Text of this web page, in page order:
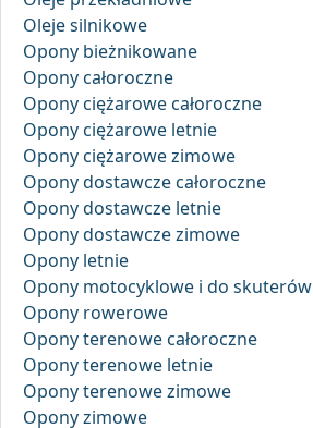
Oleje silnikowe
Opony bieżnikowane
Opony całoroczne
Opony ciężarowe całoroczne
Opony ciężarowe letnie
Opony ciężarowe zimowe
Opony dostawcze całoroczne
Opony dostawcze letnie
Opony dostawcze zimowe
Opony letnie
Opony motocyklowe i do skuterów
Opony rowerowe
Opony terenowe całoroczne
Opony terenowe letnie
Opony terenowe zimowe
Opony zimowe